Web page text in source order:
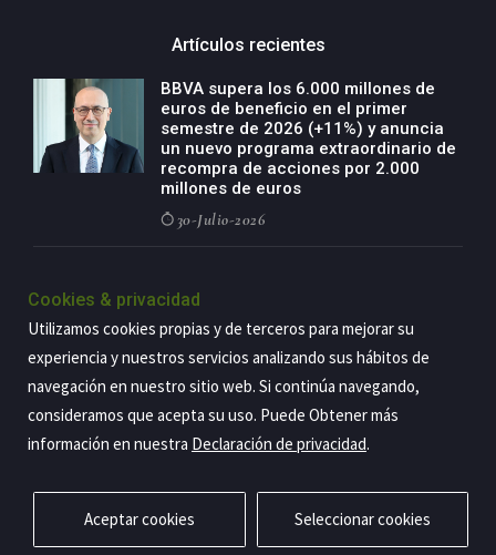
Artículos recientes
BBVA supera los 6.000 millones de
euros de beneficio en el primer
semestre de 2026 (+11%) y anuncia
un nuevo programa extraordinario de
recompra de acciones por 2.000
millones de euros
30-Julio-2026
negocio agro con un modelo global
países
29-Julio-2026
Privacidad Aviso legal Política de cookies Contacto
Cookies & privacidad
Utilizamos cookies propias y de terceros para mejorar su
experiencia y nuestros servicios analizando sus hábitos de
navegación en nuestro sitio web. Si continúa navegando,
consideramos que acepta su uso. Puede Obtener más
información en nuestra Declaración de privacidad.
Aceptar cookies Seleccionar cookies